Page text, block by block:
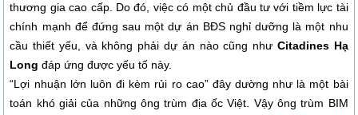
thương gia cao cấp. Do đó, việc có một chủ đầu tư với tiềm lực tài
chính mạnh để đứng sau một dự án BĐS nghỉ dưỡng là một nhu
cầu thiết yếu, và không phải dự án nào cũng như Citadines Hạ
Long đáp ứng được yếu tố này.
“Lợi nhuận lớn luôn đi kèm rủi ro cao” đây dường như là một bài
toán khó giải của những ông trùm địa ốc Việt. Vậy ông trùm BIM